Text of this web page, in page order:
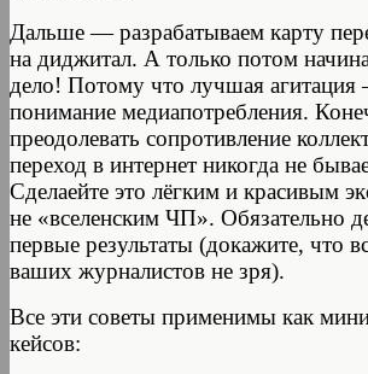
Дальше — разрабатываем карту
на диджитал. А только потом
дело! Потому что лучшая агитация
понимание медиапотребления.
преодолевать сопротивление
переход в интернет никогда не
Сделаейте это лёгким и красивым
не «вселенским ЧП». Обязательно
первые результаты (докажите, что
ваших журналистов не зря).
Все эти советы применимы как
кейсов: